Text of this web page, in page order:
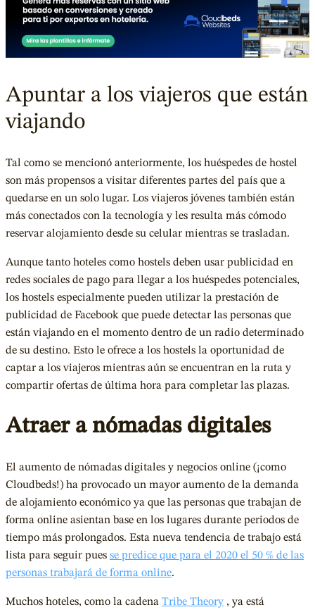
Apuntar a los viajeros que están
viajando
Tal como se mencionó anteriormente, los huéspedes de hostel
son más propensos a visitar diferentes partes del país que a
quedarse en un solo lugar. Los viajeros jóvenes también están
más conectados con la tecnología y les resulta más cómodo
reservar alojamiento desde su celular mientras se trasladan.
Aunque tanto hoteles como hostels deben usar publicidad en
redes sociales de pago para llegar a los huéspedes potenciales,
los hostels especialmente pueden utilizar la prestación de
publicidad de Facebook que puede detectar las personas que
están viajando en el momento dentro de un radio determinado
de su destino. Esto le ofrece a los hostels la oportunidad de
captar a los viajeros mientras aún se encuentran en la ruta y
compartir ofertas de última hora para completar las plazas.
Atraer a nómadas digitales
El aumento de nómadas digitales y negocios online (¡como
Cloudbeds!) ha provocado un mayor aumento de la demanda
de alojamiento económico ya que las personas que trabajan de
forma online asientan base en los lugares durante periodos de
tiempo más prolongados. Esta nueva tendencia de trabajo está
lista para seguir pues se predice que para el 2020 el 50 % de las
personas trabajará de forma online.
Muchos hoteles, como la cadena Tribe Theory , ya está